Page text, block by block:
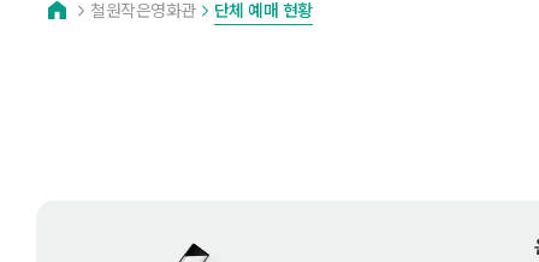
철원작은영화관 단체 예매 현황